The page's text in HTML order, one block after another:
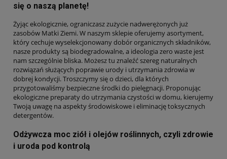
się o naszą planetę!
Żyjąc ekologicznie, ograniczasz zużycie nadwerężonych już
zasobów Matki Ziemi. W naszym sklepie oferujemy asortyment,
który cechuje wyselekcjonowany dobór organicznych składników,
nasze produkty są biodegradowalne, a ideologia zero waste jest
nam szczególnie bliska. Możesz tu znaleźć szereg naturalnych
rozwiązań służących poprawie urody i utrzymania zdrowia w
dobrej kondycji. Troszczymy się o dzieci, dla których
przygotowaliśmy bezpieczne środki do pielęgnacji. Proponując
ekologiczne preparaty do utrzymania czystości w domu, kierujemy
Twoją uwagę na aspekty środowiskowe i eliminację toksycznych
detergentów.
Odżywcza moc ziół i olejów roślinnych, czyli zdrowie
i uroda pod kontrolą